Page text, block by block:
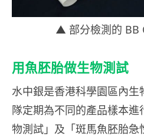
▲ 部分檢測的 BB
用魚胚胎做生物測試
水中銀是香港科學園區內
隊定期為不同的產品樣本
物測試」及「斑馬魚胚胎急